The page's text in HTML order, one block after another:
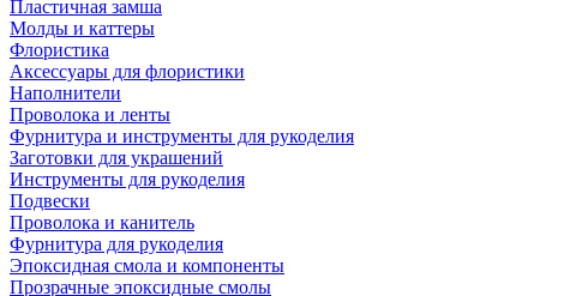
Пластичная замша
Молды и каттеры
Флористика
Аксессуары для флористики
Наполнители
Проволока и ленты
Фурнитура и инструменты для рукоделия
Заготовки для украшений
Инструменты для рукоделия
Подвески
Проволока и канитель
Фурнитура для рукоделия
Эпоксидная смола и компоненты
Прозрачные эпоксидные смолы